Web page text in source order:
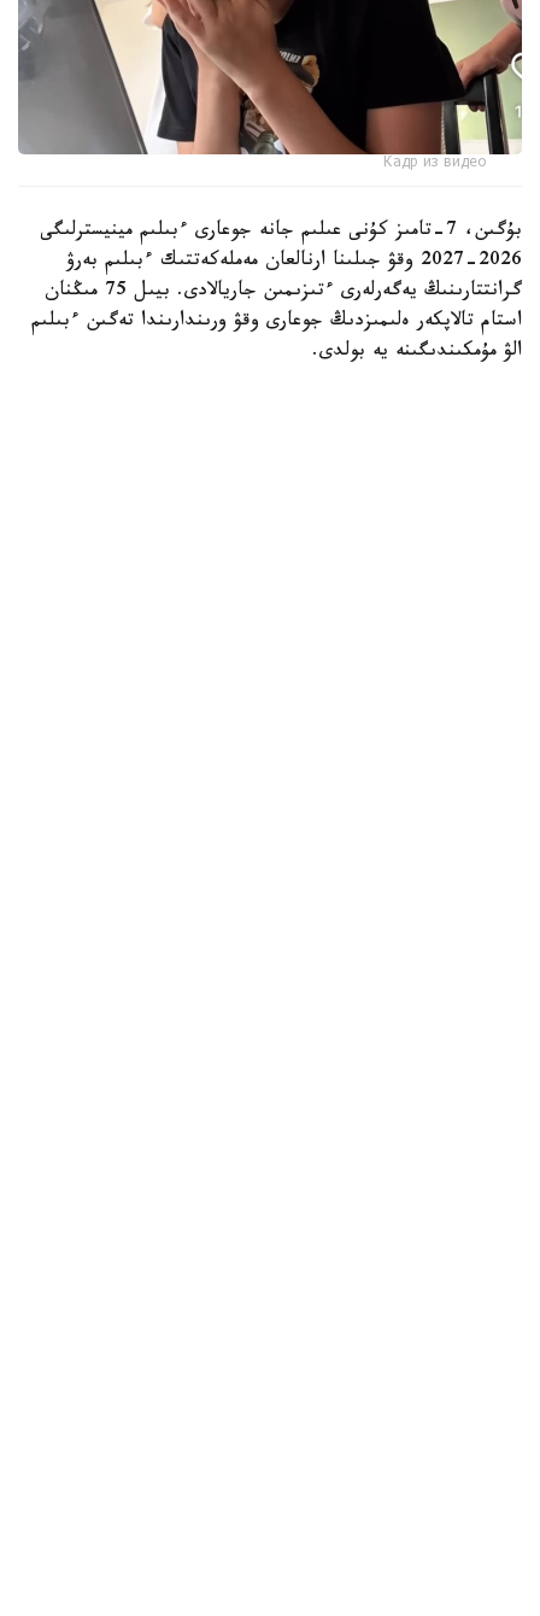
Кадр из видео
بۇگىن، 7-تامىز كۇنى عىلىم جانە جوعارى ءبىلىم مينيسترلىگى
2026-2027 وقۋ جىلىنا ارنالعان مەملەكەتتىك ءبىلىم بەرۋ
گرانتتارىنىڭ يەگەرلەرى ءتىزىمىن جاريالادى. بيىل 75 مىڭنان
استام تالاپكەر ەلىمىزدىڭ جوعارى وقۋ ورىندارىندا تەگىن ءبىلىم
الۋ مۇمكىندىگىنە يە بولدى.